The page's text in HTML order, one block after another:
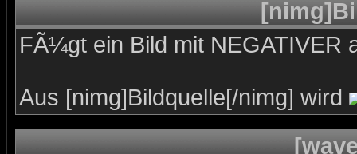
FÃ¼gt ein Bild mit NEGATIVER
Aus [nimg]Bildquelle[/nimg] wird